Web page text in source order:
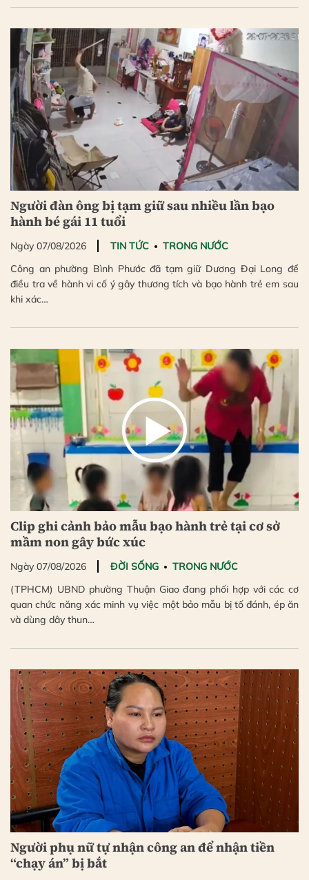
Người đàn ông bị tạm giữ sau nhiều lần bạo
hành bé gái 11 tuổi
Ngày 07/08/2026 TIN TỨC
TRONG NƯỚC
Công an phường Bình Phước đã tạm giữ Dương Đại Long để
điều tra về hành vi cố ý gây thương tích và bạo hành trẻ em sau
khi xác…
Clip ghi cảnh bảo mẫu bạo hành trẻ tại cơ sở
mầm non gây bức xúc
Ngày 07/08/2026 ĐỜI SỐNG
TRONG NƯỚC
(TPHCM) UBND phường Thuận Giao đang phối hợp với các cơ
quan chức năng xác minh vụ việc một bảo mẫu bị tố đánh, ép ăn
và dùng dây thun…
Người phụ nữ tự nhận công an để nhận tiền
“chạy án” bị bắt